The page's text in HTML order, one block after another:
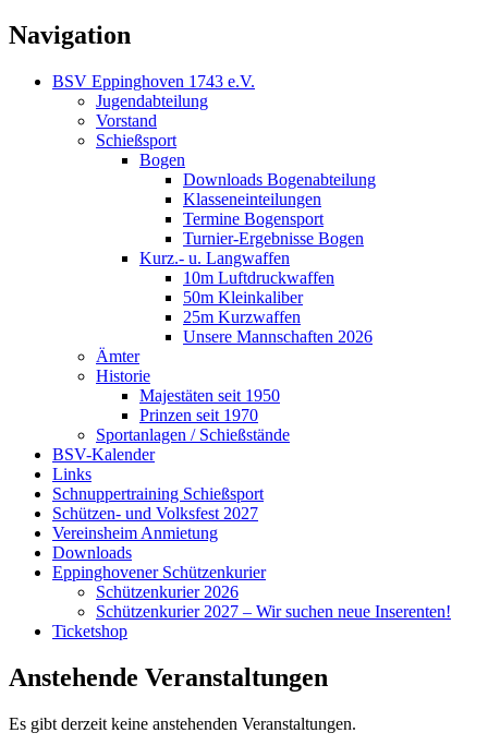
Navigation
BSV Eppinghoven 1743 e.V.
Jugendabteilung
Vorstand
Schießsport
Bogen
Downloads Bogenabteilung
Klasseneinteilungen
Termine Bogensport
Turnier-Ergebnisse Bogen
Kurz.- u. Langwaffen
10m Luftdruckwaffen
50m Kleinkaliber
25m Kurzwaffen
Unsere Mannschaften 2026
Ämter
Historie
Majestäten seit 1950
Prinzen seit 1970
Sportanlagen / Schießstände
BSV-Kalender
Links
Schnuppertraining Schießsport
Schützen- und Volksfest 2027
Vereinsheim Anmietung
Downloads
Eppinghovener Schützenkurier
Schützenkurier 2026
Schützenkurier 2027 – Wir suchen neue Inserenten!
Ticketshop
Anstehende Veranstaltungen
Es gibt derzeit keine anstehenden Veranstaltungen.